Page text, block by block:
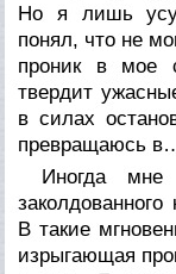
Но я лишь
понял, что не
проник в мое
твердит
в силах
превращаюсь
Иногда мне
В такие
изрыгающая